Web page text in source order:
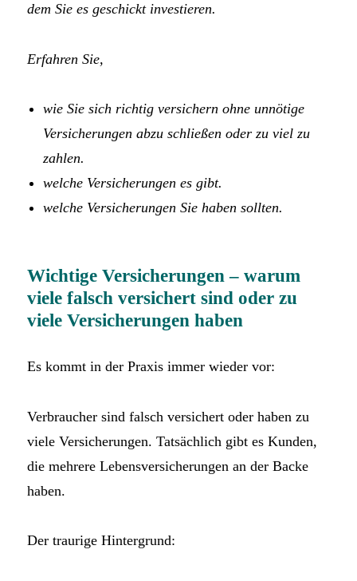
dem Sie es geschickt investieren.
Erfahren Sie,
wie Sie sich richtig versichern ohne unnötige
Versicherungen abzu schließen oderzu viel zu
zahlen.
welche Versicherungen es gibt.
welche Versicherungen Sie haben sollten.
Wichtige Versicherungen – warum
viele falsch versichert sind oder zu
viele Versicherungen haben
Es kommt in der Praxis immer wieder vor:
Verbraucher sind falsch versichert oder haben zu
viele Versicherungen. Tatsächlich gibt es Kunden,
die mehrere Lebensversicherungen an der Backe
haben.
Der traurige Hintergrund: